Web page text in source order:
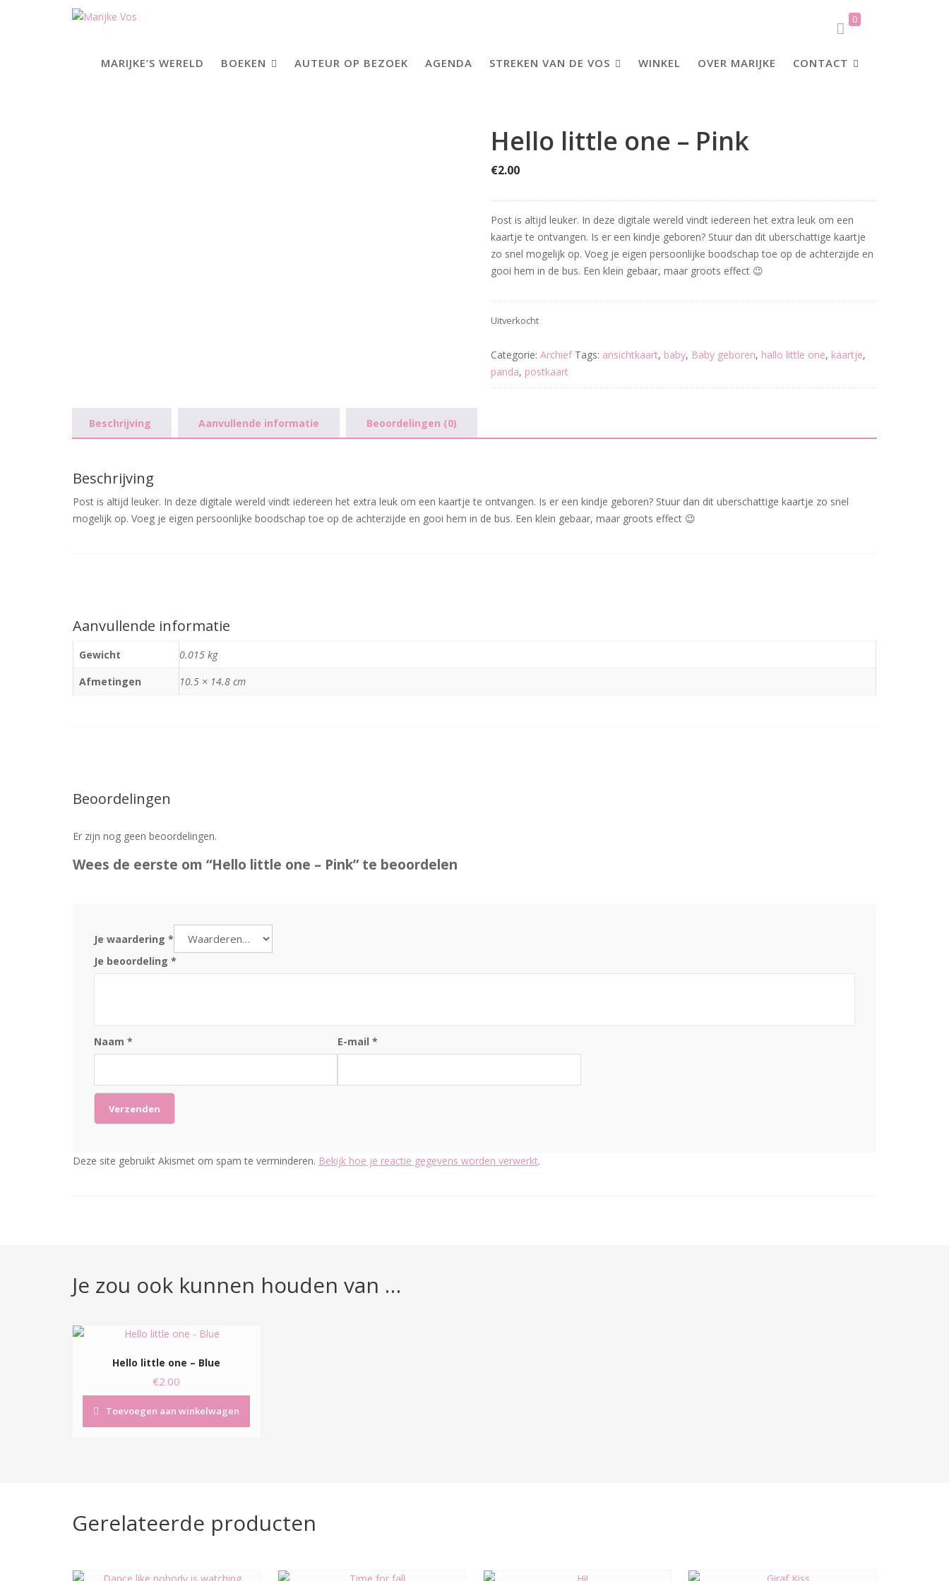
0
MARIJKE’S WERELD BOEKEN AUTEUR OP BEZOEK AGENDA STREKEN VAN DE VOS WINKEL OVER MARIJKE CONTACT
Hello little one – Pink
€2.00
Post is altijd leuker. In deze digitale wereld vindt iedereen het extra leuk om een
kaartje te ontvangen. Is er een kindje geboren? Stuur dan dit uberschattige kaartje
zo snel mogelijk op. Voeg je eigen persoonlijke boodschap toe op de achterzijde en
gooi hem in de bus. Een klein gebaar, maar groots effect 😉
Uitverkocht
Categorie: Archief Tags: ansichtkaart, baby, Baby geboren, hallo little one, kaartje,
panda, postkaart
Beschrijving Aanvullende informatie Beoordelingen (0)
Beschrijving
Post is altijd leuker. In deze digitale wereld vindt iedereen het extra leuk om een kaartje te ontvangen. Is er een kindje geboren? Stuur dan dit uberschattige kaartje zo snel
mogelijk op. Voeg je eigen persoonlijke boodschap toe op de achterzijde en gooi hem in de bus. Een klein gebaar, maar groots effect 😉
Aanvullende informatie
Gewicht
0.015 kg
Afmetingen
10.5 × 14.8 cm
Beoordelingen
Er zijn nog geen beoordelingen.
Wees de eerste om “Hello little one – Pink” te beoordelen
Je waardering *
Je beoordeling *
Naam * E-mail *
Deze site gebruikt Akismet om spam te verminderen. Bekijk hoe je reactie gegevens worden verwerkt.
Je zou ook kunnen houden van …
Hello little one – Blue
€2.00
Toevoegen aan winkelwagen
Gerelateerde producten